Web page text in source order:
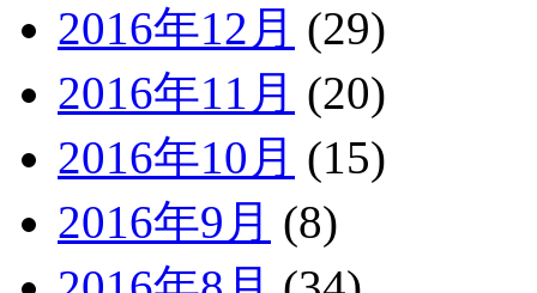
2016年12月 (29)
2016年11月 (20)
2016年10月 (15)
2016年9月 (8)